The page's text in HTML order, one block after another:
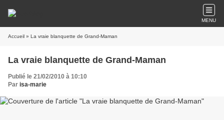
MENU
Accueil » La vraie blanquette de Grand-Maman
La vraie blanquette de Grand-Maman
Publié le 21/02/2010 à 10:10
Par isa-marie